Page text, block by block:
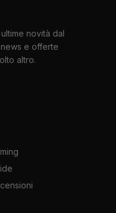
novità dal
e offerte
altro.